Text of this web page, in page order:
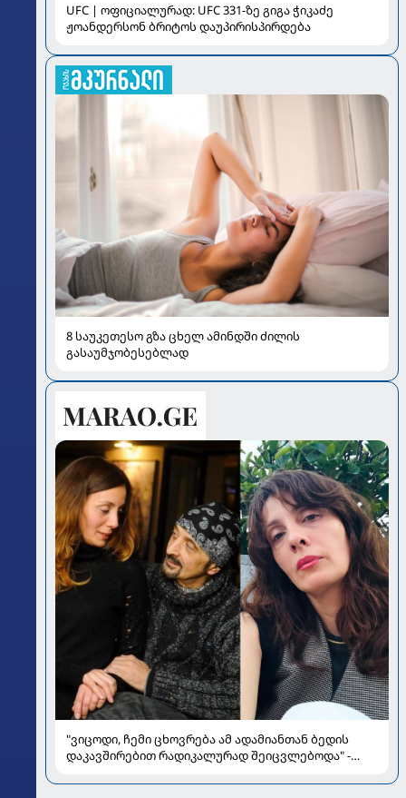
UFC | ოფიციალურად: UFC 331-ზე გიგა ჭიკაძე
ჟოანდერსონ ბრიტოს დაუპირისპირდება
8 საუკეთესო გზა ცხელ ამინდში ძილის
გასაუმჯობესებლად
"ვიცოდი, ჩემი ცხოვრება ამ ადამიანთან ბედის
დაკავშირებით რადიკალურად შეიცვლებოდა" -
ოჯახზე